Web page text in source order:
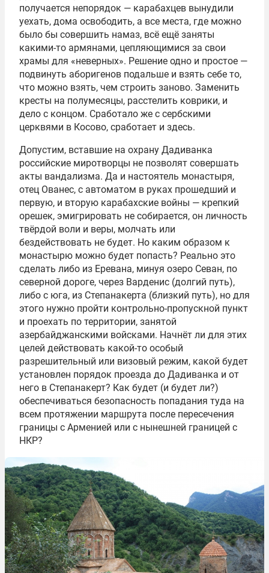
получается непорядок — карабахцев вынудили
уехать, дома освободить, а все места, где можно
было бы совершить намаз, всё ещё заняты
какими-то армянами, цепляющимися за свои
храмы для «неверных». Решение одно и простое —
подвинуть аборигенов подальше и взять себе то,
что можно взять, чем строить заново. Заменить
кресты на полумесяцы, расстелить коврики, и
дело с концом. Cработало же с сербскими
церквями в Косово, сработает и здесь.
Допустим, вставшие на охрану Дадиванка
российские миротворцы не позволят совершать
акты вандализма. Да и настоятель монастыря,
отец Ованес, с автоматом в руках прошедший и
первую, и вторую карабахские войны — крепкий
орешек, эмигрировать не собирается, он личность
твёрдой воли и веры, молчать или
бездействовать не будет. Но каким образом к
монастырю можно будет попасть? Реально это
сделать либо из Еревана, минуя озеро Севан, по
северной дороге, через Варденис (долгий путь),
либо с юга, из Степанакерта (близкий путь), но для
этого нужно пройти контрольно-пропускной пункт
и проехать по территории, занятой
азербайджанскими войсками. Начнёт ли для этих
целей действовать какой-то особый
разрешительный или визовый режим, какой будет
установлен порядок проезда до Дадиванка и от
него в Степанакерт? Как будет (и будет ли?)
обеспечиваться безопасность попадания туда на
всем протяжении маршрута после пересечения
границы с Арменией или с нынешней границей с
НКР?